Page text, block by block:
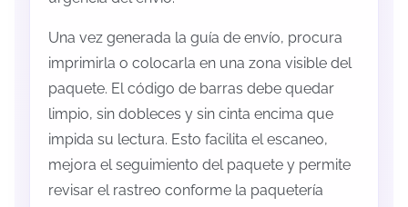
Una vez generada la guía de envío, procura
imprimirla o colocarla en una zona visible del
paquete. El código de barras debe quedar
limpio, sin dobleces y sin cinta encima que
impida su lectura. Esto facilita el escaneo,
mejora el seguimiento del paquete y permite
revisar el rastreo conforme la paquetería